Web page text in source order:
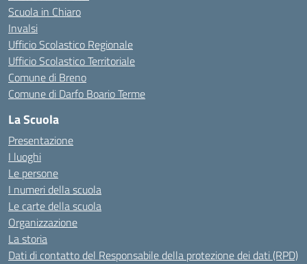
Scuola in Chiaro
Invalsi
Ufficio Scolastico Regionale
Ufficio Scolastico Territoriale
Comune di Breno
Comune di Darfo Boario Terme
La Scuola
Presentazione
I luoghi
Le persone
I numeri della scuola
Le carte della scuola
Organizzazione
La storia
Dati di contatto del Responsabile della protezione dei dati (RPD)